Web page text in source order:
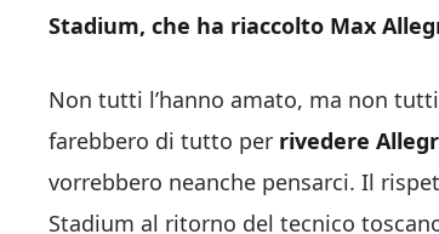
Stadium, che ha riaccolto Max
Non tutti l’hanno amato, ma non
farebbero di tutto per rivedere
vorrebbero neanche pensarci. Il
Stadium al ritorno del tecnico